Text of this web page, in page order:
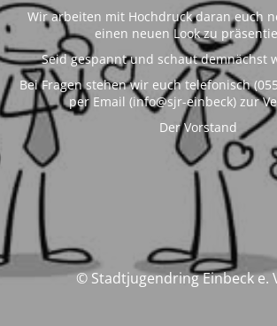
Wir arbeiten mit Hochdruck daran euch
einen neuen Look zu
Seid gespannt und schaut demnächst
Bei Fragen stehen wir euch telefonisch
per Email (info@sjr-einbeck) zur
Der Vorstand
© Stadtjugendring Einbeck e.